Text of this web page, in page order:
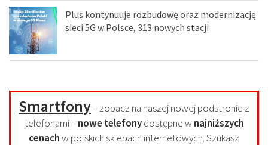
Plus kontynuuje rozbudowę oraz modernizację
sieci 5G w Polsce, 313 nowych stacji
Smartfony– zobacz na naszej nowej podstronie z
telefonami –nowe telefonydostępne w najniższych
cenachw polskich sklepach internetowych. Szukasz